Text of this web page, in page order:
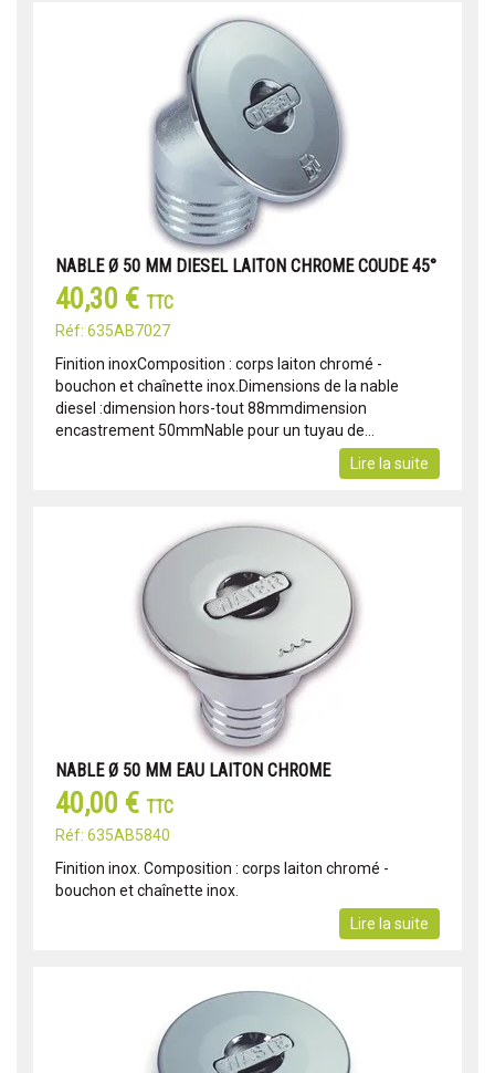
NABLE Ø 50 MM DIESEL LAITON CHROME COUDE 45°
40,30 € TTC
Réf: 635AB7027
Finition inoxComposition : corps laiton chromé -
bouchon et chaînette inox.Dimensions de la nable
diesel :dimension hors-tout 88mmdimension
encastrement 50mmNable pour un tuyau de...
Lire la suite
NABLE Ø 50 MM EAU LAITON CHROME
40,00 € TTC
Réf: 635AB5840
Finition inox. Composition : corps laiton chromé -
bouchon et chaînette inox.
Lire la suite